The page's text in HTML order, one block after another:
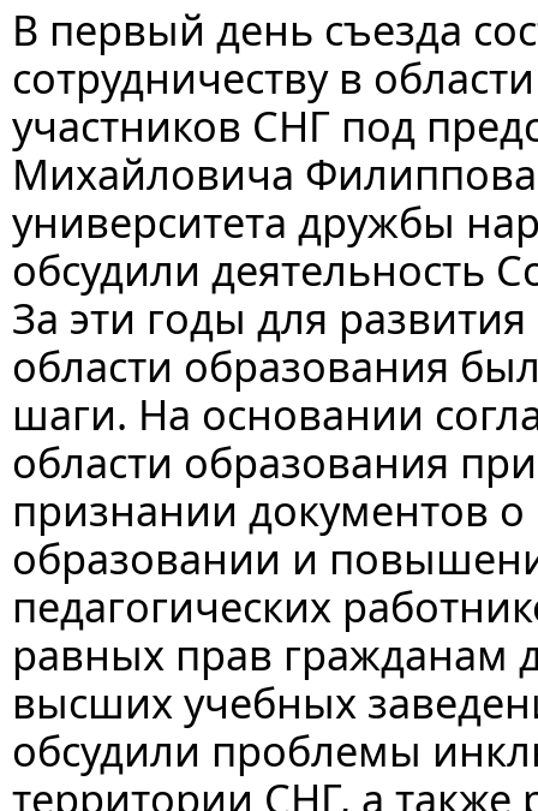
В первый день съезда
сотрудничеству в
участников СНГ под
Михайловича
университета дружбы
обсудили деятельность
За эти годы для
области образования
шаги. На основании
области образования
признании документов
образовании и
педагогических
равных прав гражданам
высших учебных
обсудили проблемы
территории СНГ, а также